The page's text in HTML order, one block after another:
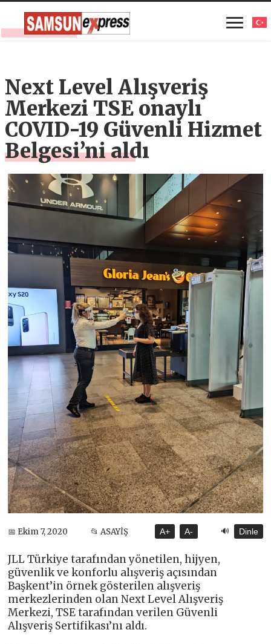
Next Level Alışveriş
Merkezi TSE onaylı
COVID-19 Güvenli Hizmet
Belgesi’ni aldı
📅 Ekim 7, 2020 📂 ASAYİŞ A+ A- 🔊 Dinle
JLL Türkiye tarafından yönetilen, hijyen,
güvenlik ve konforlu alışveriş açısından
Başkent’in örnek gösterilen alışveriş
merkezlerinden olan Next Level Alışveriş
Merkezi, TSE tarafından verilen Güvenli
Alışveriş Sertifikası’nı aldı.